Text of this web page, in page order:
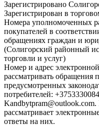
Зарегистрировано
Зарегистрирован в
Номера уполномоченных
покупателей в
обращениях граждан и
(Солигорский районный
торговли и услуг)
Номер и адрес
рассматривать обращения
предусмотренных
потребителей:
рассматривает
ответы на них.